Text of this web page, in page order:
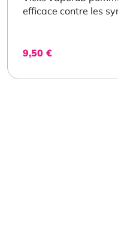
efficace contre les
9,50 €